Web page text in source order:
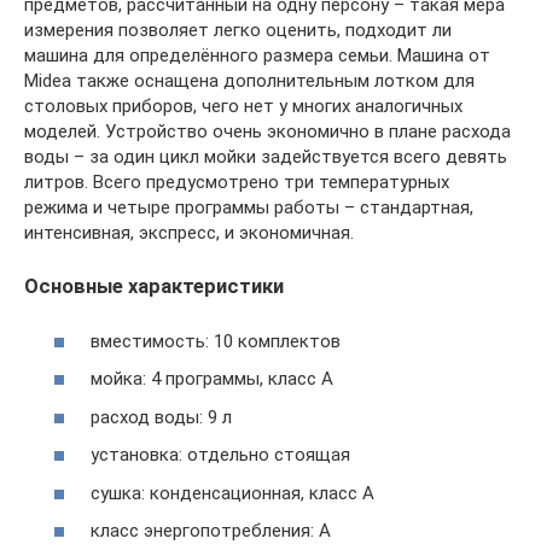
предметов, рассчитанный на одну персону – такая мера
измерения позволяет легко оценить, подходит ли
машина для определённого размера семьи. Машина от
Midea также оснащена дополнительным лотком для
столовых приборов, чего нет у многих аналогичных
моделей. Устройство очень экономично в плане расхода
воды – за один цикл мойки задействуется всего девять
литров. Всего предусмотрено три температурных
режима и четыре программы работы – стандартная,
интенсивная, экспресс, и экономичная.
Основные характеристики
вместимость: 10 комплектов
мойка: 4 программы, класс A
расход воды: 9 л
установка: отдельно стоящая
сушка: конденсационная, класс A
класс энергопотребления: A